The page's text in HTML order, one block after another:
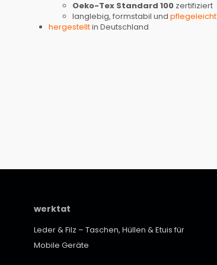
Oeko-Tex Standard 100 zertifiziert
langlebig, formstabil und pflegeleicht
hergestelltin Deutschland
werktat
Leder & Filz – Taschen, Hüllen & Etuis für
Mobile Geräte